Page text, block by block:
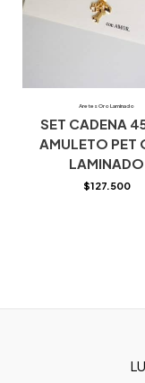
Aretes Oro Laminado
SET CADENA
AMULETO PET
LAMINADO
$127.500